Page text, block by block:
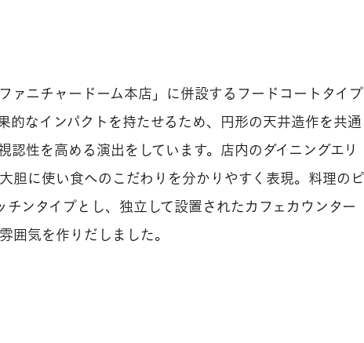
ァニチャードーム本店」に併設するフードコートタイプ
的なインパクトを持たせるため、円形の天井造作を共通
認性を高める演出をしています。店内のダイニングエリ
胆に使い食へのこだわりを分かりやすく表現。料理のピ
チンタイプとし、独立して設置されたカフェカウンター
囲気を作りだしました。